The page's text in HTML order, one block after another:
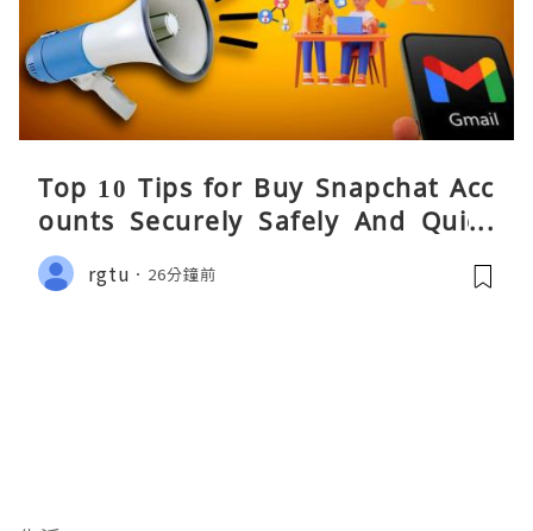
Top 10 Tips for Buy Snapchat Acc
ounts Securely Safely And Quick
y....
rgtu 26分鐘前